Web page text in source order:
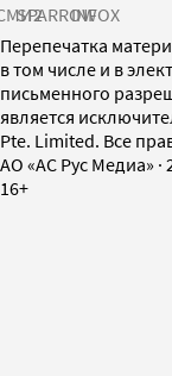
SPARROWINFOX
Перепечатка
в том числе и в
письменного
является
Pte. Limited. Все
AO «АС Рус Медиа» ·
16+